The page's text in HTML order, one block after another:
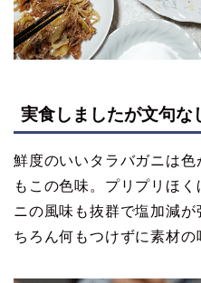
実食しましたが文句な
鮮度のいいタラバガニは
もこの色味。プリプリほ
ニの風味も抜群で塩加減
ちろん何もつけずに素材の